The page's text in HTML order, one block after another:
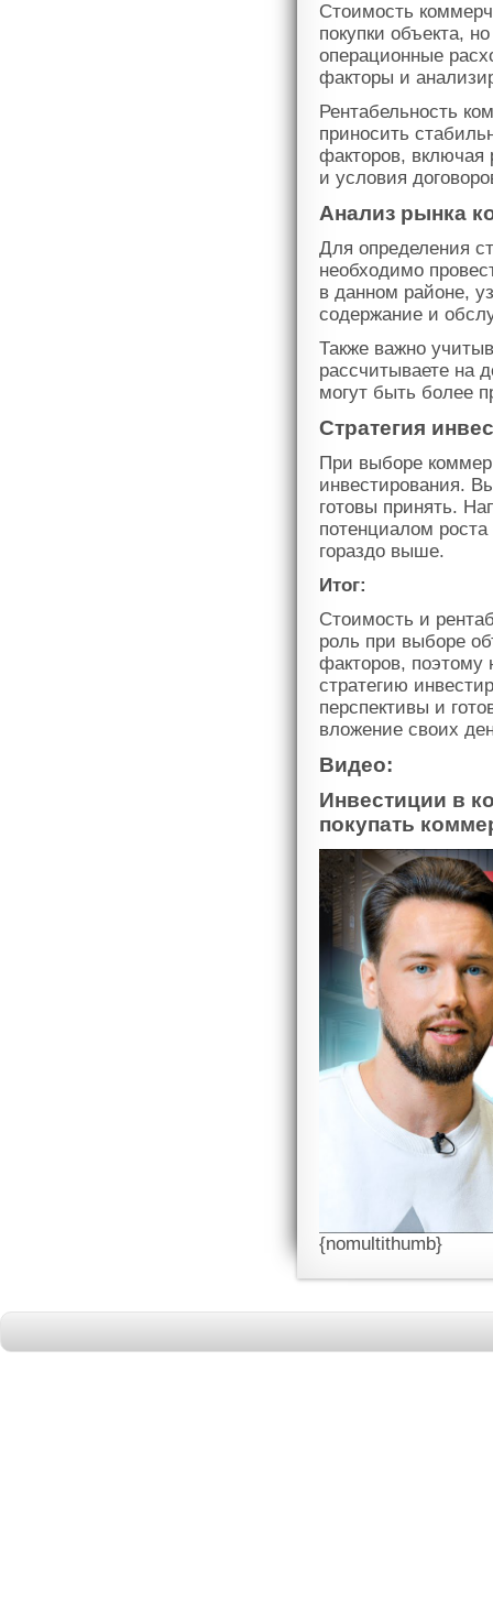
Стоимость
покупки объекта,
операционные
факторы и
Рентабельность
приносить
факторов, включая
и условия
Анализ рынка
Для определения
необходимо
в данном районе,
содержание и
Также важно
рассчитываете на
могут быть более
Стратегия
При выборе
инвестирования.
готовы принять.
потенциалом
гораздо выше.
Итог:
Стоимость и
роль при выборе
факторов, поэтому
стратегию
перспективы и
вложение своих
Видео:
Инвестиции в
покупать
{nomultithumb}